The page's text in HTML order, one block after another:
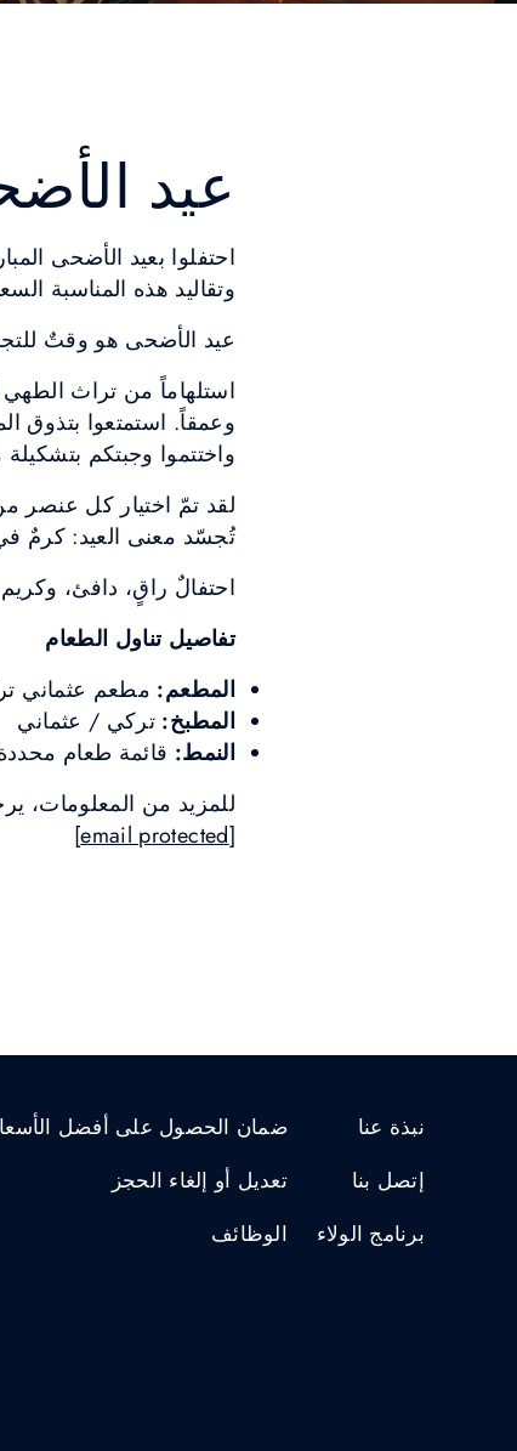
عيد
احتفلوا بعيد الأضحى
وتقاليد هذه المناسبة
عيد الأضحى هو وقتٌ
استلهاماً من تراث الطهي
وعمقاً. استمتعوا بتذوق
واختتموا وجبتكم
لقد تمّ اختيار كل عنصر
تُجسّد معنى العيد: كرمٌ في
احتفالٌ راقٍ، دافئ،
تفاصيل تناول الطعام
المطعم: مطعم عثماني
المطبخ: تركي / عثماني
النمط: قائمة طعام محددة / متوفر
للمزيد من المعلومات، يرجى التواصل معنا على:
[email protected]
نبذة عنا
إتصل بنا
برنامج الولاء
ضمان الحصول على أفضل
تعديل أو إلغاء الحجز
الوظائف